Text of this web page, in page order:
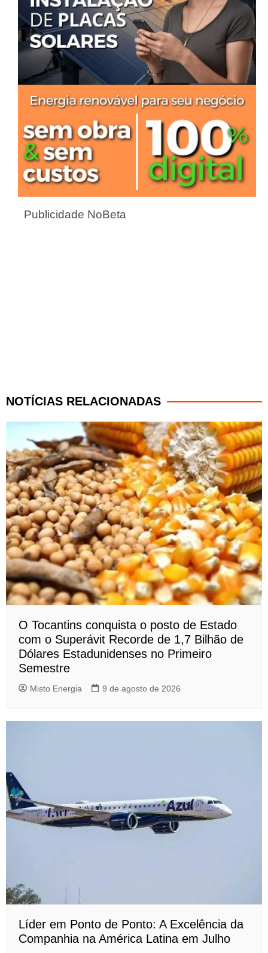
Publicidade NoBeta
NOTÍCIAS RELACIONADAS
O Tocantins conquista o posto de Estado
com o Superávit Recorde de 1,7 Bilhão de
Dólares Estadunidenses no Primeiro
Semestre
Misto Energia 9 de agosto de 2026
Líder em Ponto de Ponto: A Excelência da
Companhia na América Latina em Julho